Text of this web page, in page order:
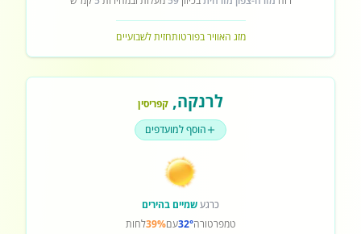
מזג האוויר בפורטותחזית לשבועיים
לרנקה, קפריסין
הוסף למועדפים
כרגעשמיים בהירים
טמפרטורה32°עם39%לחות